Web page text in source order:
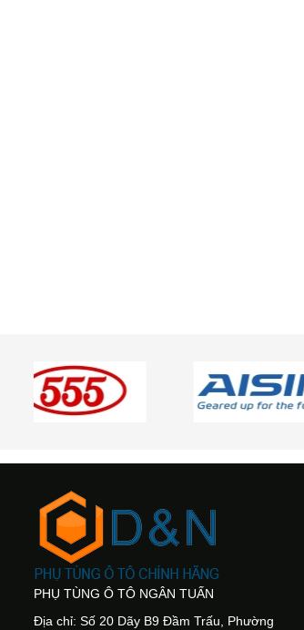
PHỤ TÙNG Ô TÔ NGÂN TUẤN
Địa chỉ: Số 20 Dãy B9 Đầm Trấu, Phường